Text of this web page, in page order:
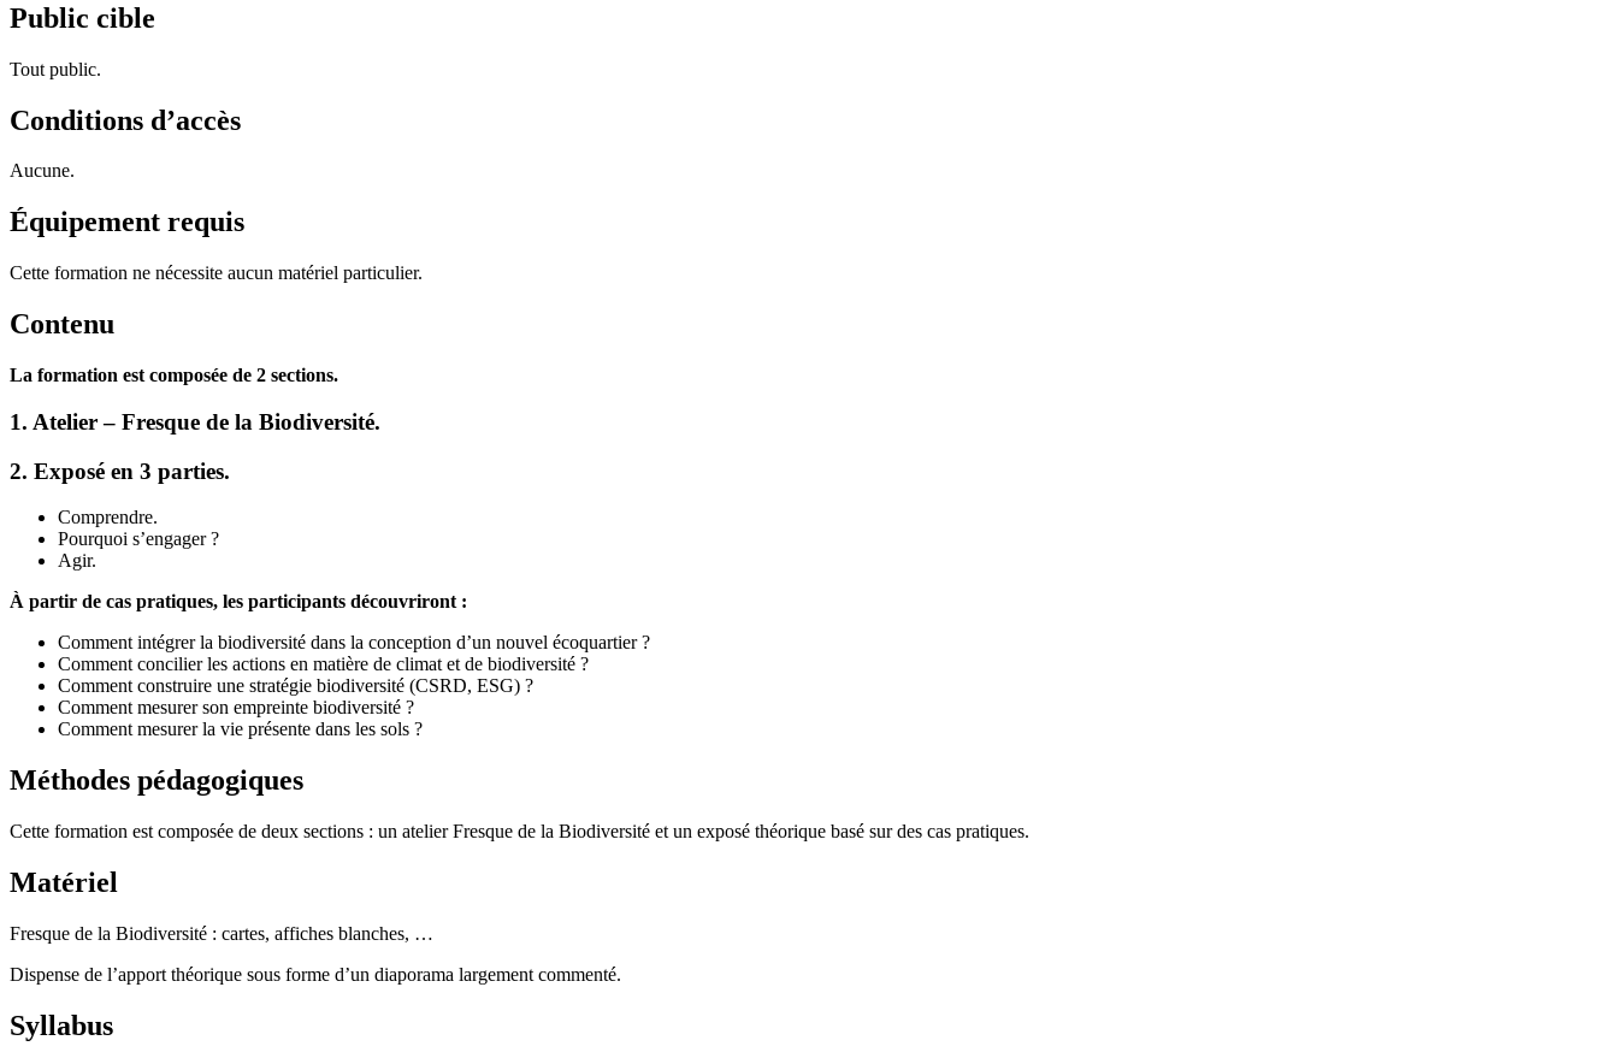
Public cible
Tout public.
Conditions d’accès
Aucune.
Équipement requis
Cette formation ne nécessite aucun matériel particulier.
Contenu
La formation est composée de 2 sections.
1. Atelier – Fresque de la Biodiversité.
2. Exposé en 3 parties.
Comprendre.
Pourquoi s’engager ?
Agir.
À partir de cas pratiques, les participants découvriront :
Comment intégrer la biodiversité dans la conception d’un nouvel écoquartier ?
Comment concilier les actions en matière de climat et de biodiversité ?
Comment construire une stratégie biodiversité (CSRD, ESG) ?
Comment mesurer son empreinte biodiversité ?
Comment mesurer la vie présente dans les sols ?
Méthodes pédagogiques
Cette formation est composée de deux sections : un atelier Fresque de la Biodiversité et un exposé théorique basé sur des cas pratiques.
Matériel
Fresque de la Biodiversité : cartes, affiches blanches, …
Dispense de l’apport théorique sous forme d’un diaporama largement commenté.
Syllabus